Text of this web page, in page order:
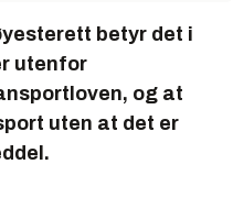
betyr det i
utenfor
og at
uten at det er